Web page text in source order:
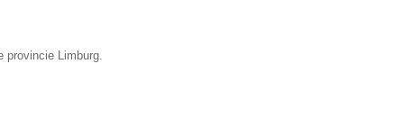
provincie Limburg.